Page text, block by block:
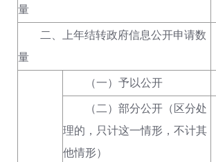
量
二、上年结转政府信息公开申请数
量
（一）予以公开
（二）部分公开（区分处
理的，只计这一情形，不计其
他情形）